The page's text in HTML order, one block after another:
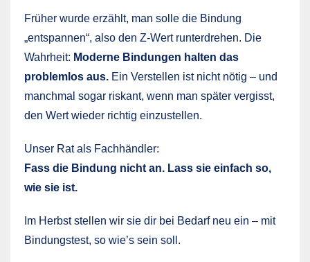
Früher wurde erzählt, man solle die Bindung
„entspannen“, also den Z-Wert runterdrehen. Die
Wahrheit: Moderne Bindungen halten das
problemlos aus. Ein Verstellen ist nicht nötig – und
manchmal sogar riskant, wenn man später vergisst,
den Wert wieder richtig einzustellen.
Unser Rat als Fachhändler:
Fass die Bindung nicht an. Lass sie einfach so,
wie sie ist.
Im Herbst stellen wir sie dir bei Bedarf neu ein – mit
Bindungstest, so wie’s sein soll.